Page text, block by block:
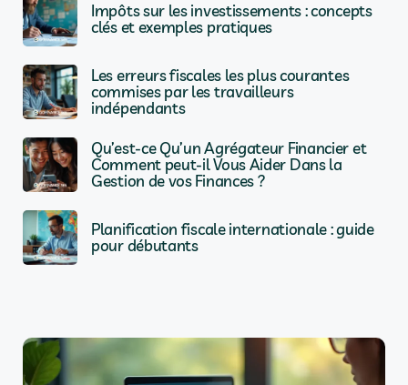
Impôts sur les investissements : concepts
clés et exemples pratiques
Les erreurs fiscales les plus courantes
commises par les travailleurs
indépendants
Qu’est-ce Qu’un Agrégateur Financier et
Comment peut-il Vous Aider Dans la
Gestion de vos Finances ?
Planification fiscale internationale : guide
pour débutants